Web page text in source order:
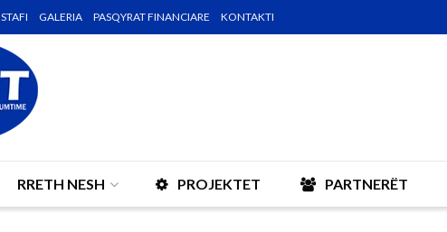
STAFI GALERIA PASQYRAT FINANCIARE KONTAKTI
RRETH NESH PROJEKTET PARTNERËT